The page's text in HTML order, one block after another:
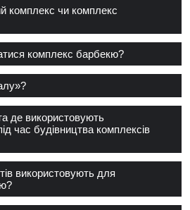
комплекс чи комплекс
комплекс барбекю?
де використовують
час будівництва комплексів
використовують для